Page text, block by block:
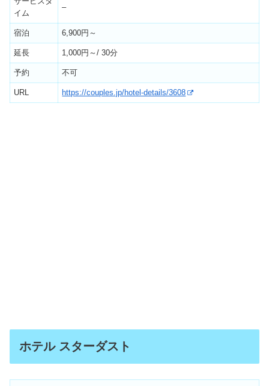
イム
–
宿泊 6,900円～
延長 1,000円～/ 30分
予約 不可
URL https://couples.jp/hotel-details/3608
ホテル スターダスト